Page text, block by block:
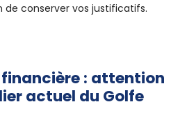
de conserver vos justificatifs.
: attention
actuel du Golfe